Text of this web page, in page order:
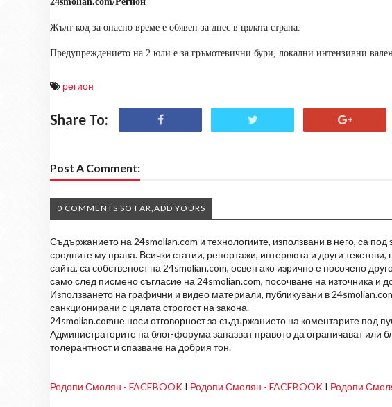
Жълт код за опасно време е обявен за днес в цялата страна.
Предупреждението на 2 юли е за гръмотевични бури, локални интензивни
регион
Share To:
Post A Comment:
0 COMMENTS SO FAR,ADD YOURS
Съдържанието на 24smolian.com и технологиите, използвани в него, са под
сродните му права. Всички статии, репортажи, интервюта и други
сайта, са собственост на 24smolian.com, освен ако изрично е посочено
само след писмено съгласие на 24smolian.com, посочване на източника и
Използването на графични и видео материали, публикувани в
санкционирани с цялата строгост на закона.
24smolian.comне носи отговорност за съдържанието на коментарите под
Администраторите на блог-форума запазват правото да ограничават или
толерантност и спазване на добрия тон.
Родопи Смолян - FACEBOOK I Родопи Смолян - FACEBOOK I Родопи